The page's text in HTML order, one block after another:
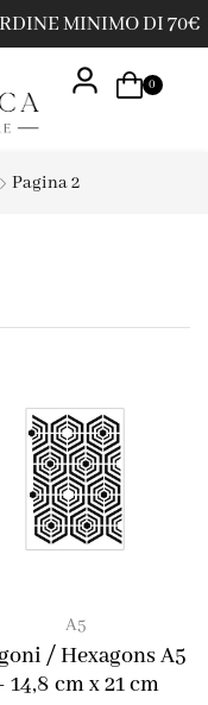
MINIMO DI 70€
0
Pagina 2
A5
/ Hexagons A5
14,8 cm x 21 cm